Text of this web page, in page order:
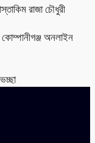
রাজা চৌধুরী
অনলাইন